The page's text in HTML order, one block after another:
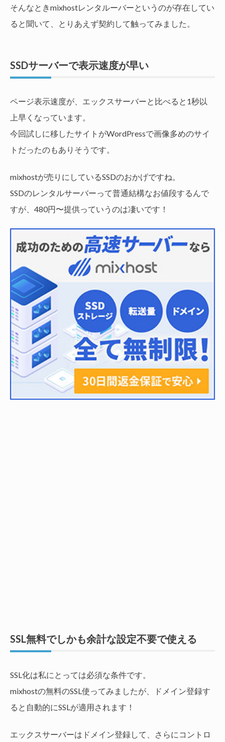
そんなときmixhostレンタルーバーというのが存在してい
ると聞いて、とりあえず契約して触ってみました。
SSDサーバーで表示速度が早い
ページ表示速度が、エックスサーバーと比べると1秒以
上早くなっています。
今回試しに移したサイトがWordPressで画像多めのサイ
トだったのもありそうです。
mixhostが売りにしているSSDのおかげですね。
SSDのレンタルサーバーって普通結構なお値段するんで
すが、480円〜提供っていうのは凄いです！
SSL無料でしかも余計な設定不要で使える
SSL化は私にとっては必須な条件です。
mixhostの無料のSSL使ってみましたが、ドメイン登録す
ると自動的にSSLが適用されます！
エックスサーバーはドメイン登録して、さらにコントロ